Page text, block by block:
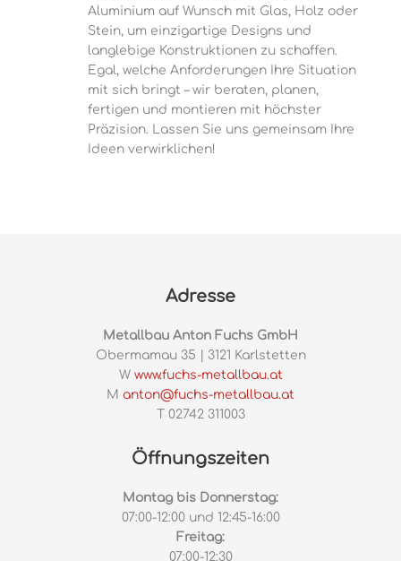
Aluminium auf Wunsch mit Glas, Holz oder
Stein, um einzigartige Designs und
langlebige Konstruktionen zu schaffen.
Egal, welche Anforderungen Ihre Situation
mit sich bringt – wir beraten, planen,
fertigen und montieren mit höchster
Präzision. Lassen Sie uns gemeinsam Ihre
Ideen verwirklichen!
Adresse
Metallbau Anton Fuchs GmbH
Obermamau 35 | 3121 Karlstetten
W www.fuchs-metallbau.at
M anton@fuchs-metallbau.at
T 02742 311003
Öffnungszeiten
Montag bis Donnerstag:
07:00-12:00 und 12:45-16:00
Freitag:
07:00-12:30